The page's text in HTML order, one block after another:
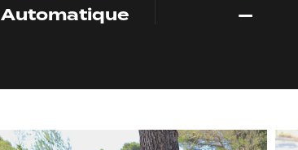
Automatique —